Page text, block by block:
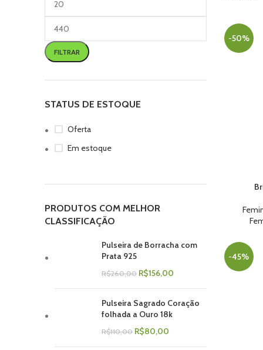
FILTRAR
STATUS DE ESTOQUE
Oferta
Em estoque
PRODUTOS COM MELHOR
CLASSIFICAÇÃO
Pulseira de Borracha com
Prata 925
R$260,00 R$156,00
Pulseira Sagrado Coração
folhada a Ouro 18k
R$110,00 R$80,00
-50%
-45%